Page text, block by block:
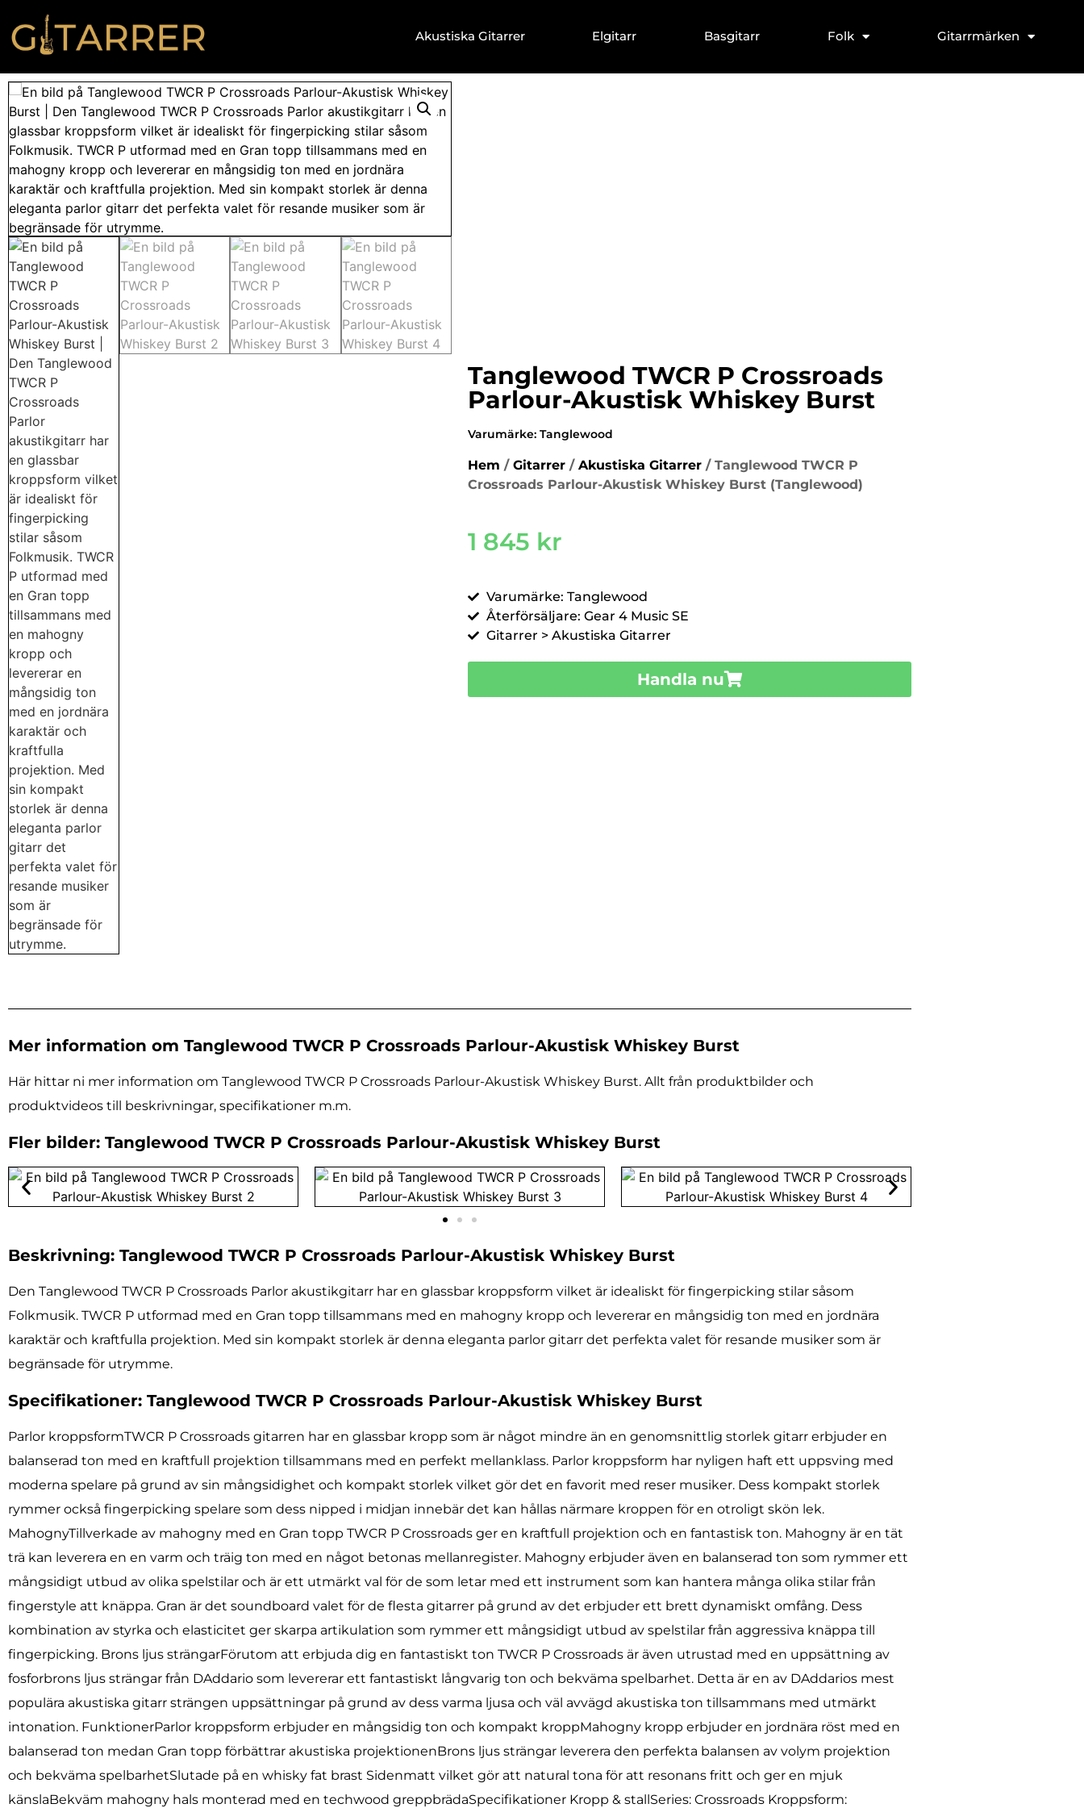
Akustiska Gitarrer Elgitarr Basgitarr Folk Gitarrmärken
Tanglewood TWCR P Crossroads
Parlour-Akustisk Whiskey Burst
Varumärke: Tanglewood
Hem / Gitarrer / Akustiska Gitarrer / Tanglewood TWCR P
Crossroads Parlour-Akustisk Whiskey Burst (Tanglewood)
1 845 kr
Varumärke: Tanglewood
Återförsäljare: Gear 4 Music SE
Gitarrer > Akustiska Gitarrer
Handla nu
Mer information om Tanglewood TWCR P Crossroads Parlour-Akustisk Whiskey Burst
Här hittar ni mer information om Tanglewood TWCR P Crossroads Parlour-Akustisk Whiskey Burst. Allt från produktbilder och
produktvideos till beskrivningar, specifikationer m.m.
Fler bilder: Tanglewood TWCR P Crossroads Parlour-Akustisk Whiskey Burst
Beskrivning: Tanglewood TWCR P Crossroads Parlour-Akustisk Whiskey Burst
Den Tanglewood TWCR P Crossroads Parlor akustikgitarr har en glassbar kroppsform vilket är idealiskt för fingerpicking stilar såsom
Folkmusik. TWCR P utformad med en Gran topp tillsammans med en mahogny kropp och levererar en mångsidig ton med en jordnära
karaktär och kraftfulla projektion. Med sin kompakt storlek är denna eleganta parlor gitarr det perfekta valet för resande musiker som är
begränsade för utrymme.
Specifikationer: Tanglewood TWCR P Crossroads Parlour-Akustisk Whiskey Burst
Parlor kroppsformTWCR P Crossroads gitarren har en glassbar kropp som är något mindre än en genomsnittlig storlek gitarr erbjuder en
balanserad ton med en kraftfull projektion tillsammans med en perfekt mellanklass. Parlor kroppsform har nyligen haft ett uppsving med
moderna spelare på grund av sin mångsidighet och kompakt storlek vilket gör det en favorit med reser musiker. Dess kompakt storlek
rymmer också fingerpicking spelare som dess nipped i midjan innebär det kan hållas närmare kroppen för en otroligt skön lek.
MahognyTillverkade av mahogny med en Gran topp TWCR P Crossroads ger en kraftfull projektion och en fantastisk ton. Mahogny är en tät
trä kan leverera en en varm och träig ton med en något betonas mellanregister. Mahogny erbjuder även en balanserad ton som rymmer ett
mångsidigt utbud av olika spelstilar och är ett utmärkt val för de som letar med ett instrument som kan hantera många olika stilar från
fingerstyle att knäppa. Gran är det soundboard valet för de flesta gitarrer på grund av det erbjuder ett brett dynamiskt omfång. Dess
kombination av styrka och elasticitet ger skarpa artikulation som rymmer ett mångsidigt utbud av spelstilar från aggressiva knäppa till
fingerpicking. Brons ljus strängarFörutom att erbjuda dig en fantastiskt ton TWCR P Crossroads är även utrustad med en uppsättning av
fosforbrons ljus strängar från DAddario som levererar ett fantastiskt långvarig ton och bekväma spelbarhet. Detta är en av DAddarios mest
populära akustiska gitarr strängen uppsättningar på grund av dess varma ljusa och väl avvägd akustiska ton tillsammans med utmärkt
intonation. FunktionerParlor kroppsform erbjuder en mångsidig ton och kompakt kroppMahogny kropp erbjuder en jordnära röst med en
balanserad ton medan Gran topp förbättrar akustiska projektionenBrons ljus strängar leverera den perfekta balansen av volym projektion
och bekväma spelbarhetSlutade på en whisky fat brast Sidenmatt vilket gör att natural tona för att resonans fritt och ger en mjuk
känslaBekväm mahogny hals monterad med en techwood greppbrädaSpecifikationer Kropp & stallSeries: Crossroads Kroppsform: